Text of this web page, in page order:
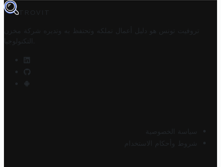
TROVIT
تروفيت تونس هو دليل أعمال تملكه وتحتفظ به وتديره
شركة مخزن
التكنولوجيا
سياسة الخصوصية
شروط وأحكام الاستخدام